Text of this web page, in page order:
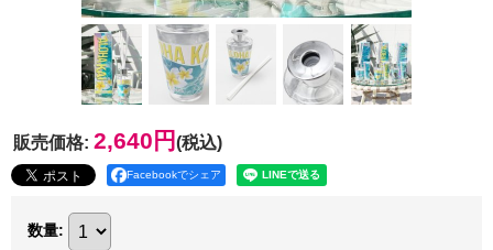
販売価格: 2,640円 (税込)
Facebookでシェア
数量: